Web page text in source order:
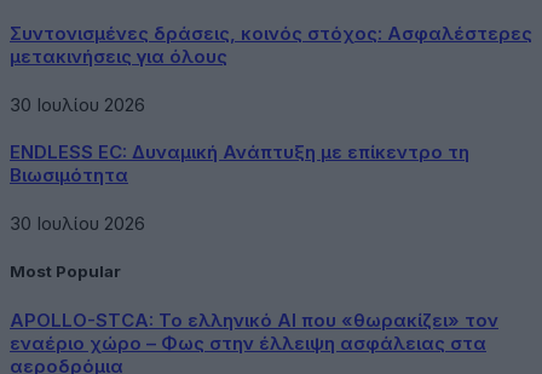
Συντονισμένες δράσεις, κοινός στόχος: Ασφαλέστερες
μετακινήσεις για όλους
30 Ιουλίου 2026
ENDLESS EC: Δυναμική Ανάπτυξη με επίκεντρο τη
Βιωσιμότητα
30 Ιουλίου 2026
Most Popular
APOLLO-STCA: Το ελληνικό AI που «θωρακίζει» τον
εναέριο χώρο – Φως στην έλλειψη ασφάλειας στα
αεροδρόμια